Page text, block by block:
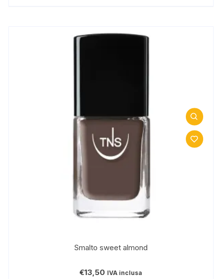
Smalto sweet almond
€13,50 IVA inclusa